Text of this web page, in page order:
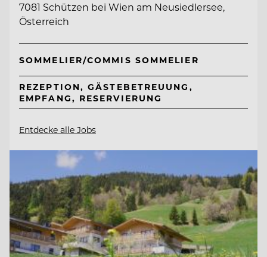
7081 Schützen bei Wien am Neusiedlersee,
Österreich
SOMMELIER/COMMIS SOMMELIER
REZEPTION, GÄSTEBETREUUNG,
EMPFANG, RESERVIERUNG
Entdecke alle Jobs